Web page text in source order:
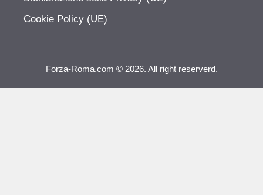
Cookie Policy (UE)
Forza-Roma.com © 2026. All right reserverd.